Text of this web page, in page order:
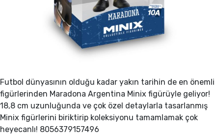
Futbol dünyasının olduğu kadar yakın tarihin de en önemli
figürlerinden Maradona Argentina Minix figürüyle geliyor!
18,8 cm uzunluğunda ve çok özel detaylarla tasarlanmış
Minix figürlerini biriktirip koleksiyonu tamamlamak çok
heyecanlı! 8056379157496